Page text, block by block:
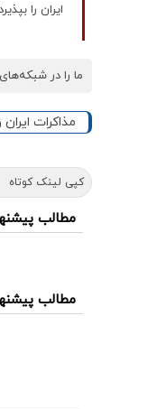
ایران را
ما را در
مذاکرات
کپی لینک کوتاه
مطالب
مطالب